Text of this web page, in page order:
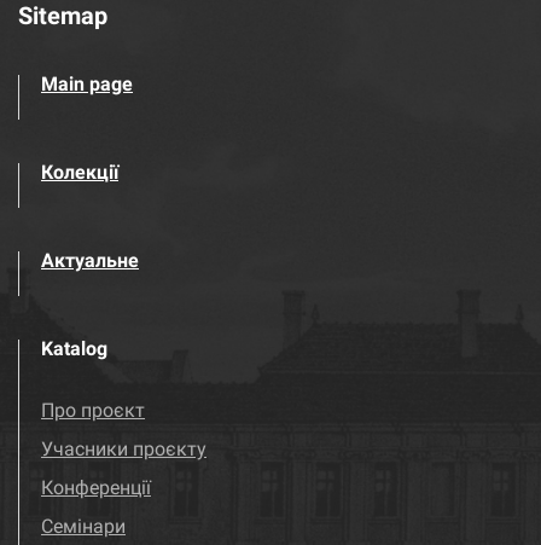
Sitemap
Main page
Колекції
Актуальне
Katalog
Про проєкт
Учасники проєкту
Конференції
Семінари